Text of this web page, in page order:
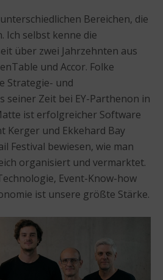
Bereichen, die
Ich selbst kenne die
über zwei Jahrzehnten aus
und Accor. Folke
Strategie- und
seiner Zeit bei EY-Parthenon in
ist erfolgreicher Software
Kerger und Ekkehard Bay
Festival bewiesen, wie man
organisiert und vermarktet.
Event-Know-how
ist unsere größte Stärke.